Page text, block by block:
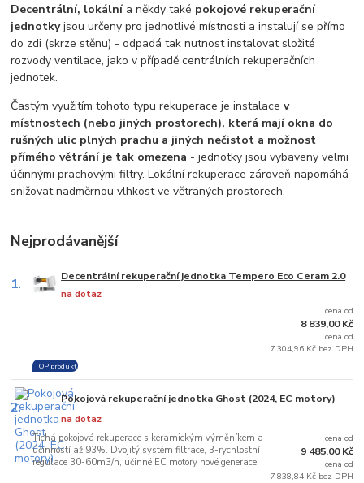
Decentrální, lokálnía někdy také pokojové rekuperační
jednotkyjsou určeny pro jednotlivé místnosti a instalují se přímo
do zdi (skrze stěnu) - odpadá tak nutnost instalovat složité
rozvody ventilace, jako v případě centrálních rekuperačních
jednotek.
Častým využitím tohoto typu rekuperace je instalacev
místnostech (nebo jiných prostorech), která mají okna do
rušných ulic plných prachu a jiných nečistot a možnost
přímého větrání je tak omezena - jednotky jsou vybaveny velmi
účinnými prachovými filtry. Lokální rekuperace zároveň napomáhá
snižovat nadměrnou vlhkost ve větraných prostorech.
Nejprodávanější
1. Decentrální rekuperační jednotka Tempero Eco Ceram 2.0
na dotaz
TOP produkt
cena od
8 839,00 Kč
cena od
7 304,96 Kč bez DPH
2. Pokojová rekuperační jednotka Ghost (2024, EC motory)
Tichá pokojová rekuperace s keramickým výměníkem a
účinností až 93%. Dvojitý systém filtrace, 3-rychlostní
regulace 30-60m3/h, účinné EC motory nové generace.
na dotaz
cena od
9 485,00 Kč
cena od
7 838,84 Kč bez DPH